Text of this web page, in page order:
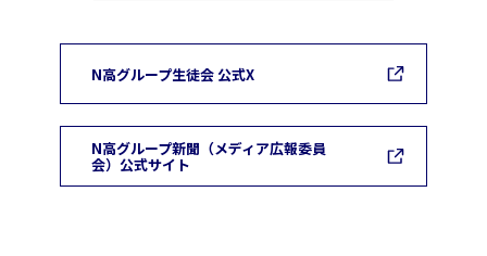
N高グループ生徒会 公式X
N高グループ新聞（メディア広報委員
会）公式サイト